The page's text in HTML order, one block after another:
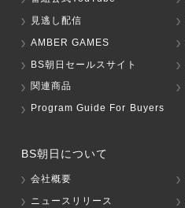
見逃し配信
AMBER GAMES
BS朝日セールスサイト
関連商品
Program Guide For Buyers
BS朝日について
会社概要
ニュースリリース